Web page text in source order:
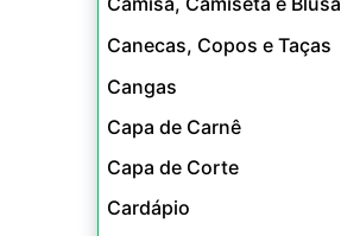
Canecas, Copos e Taças
Cangas
Capa de Carnê
Capa de Corte
Cardápio